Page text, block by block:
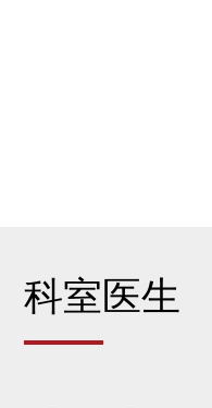
科室医生